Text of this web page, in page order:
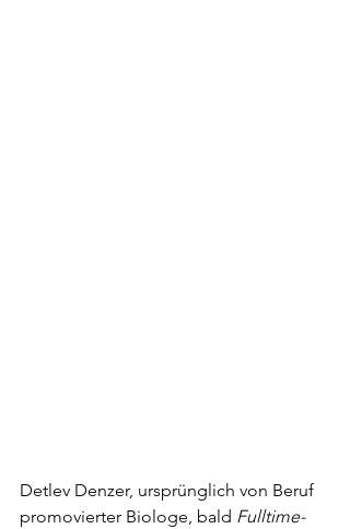
Detlev Denzer, ursprünglich von Beruf
promovierter Biologe, bald Fulltime-